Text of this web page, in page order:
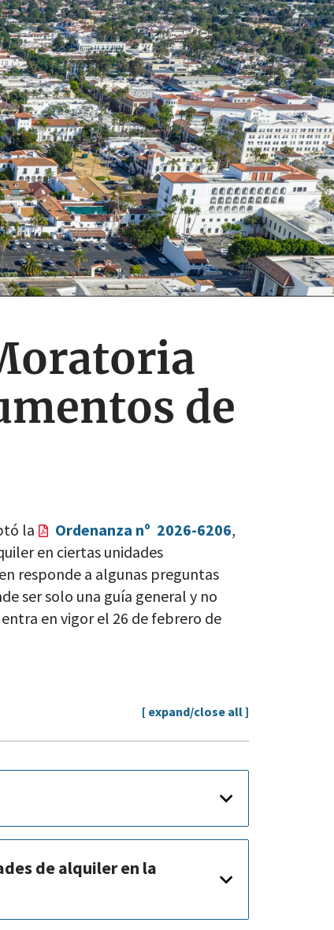
de
la Ordenanza nº 2026-6206,
en ciertas unidades
responde a algunas preguntas
ser solo una guía general y no
en vigor el 26 de febrero de
[ expand/close all ]
de alquiler en la